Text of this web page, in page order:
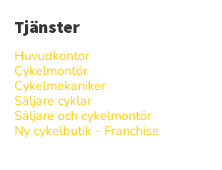
Tjänster
Huvudkontor
Cykelmontör
Cykelmekaniker
Säljare cyklar
Säljare och cykelmontör
Ny cykelbutik - Franchise